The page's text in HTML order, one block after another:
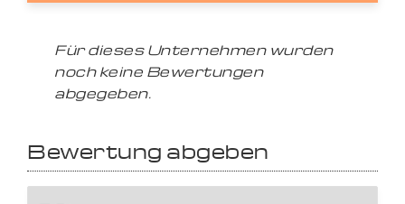
Für dieses Unternehmen wurden
noch keine Bewertungen
abgegeben.
Bewertung abgeben